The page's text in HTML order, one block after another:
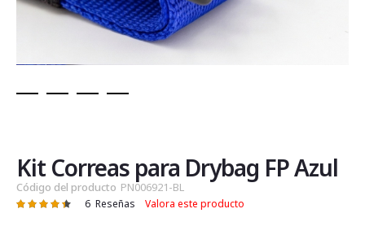
de
la
galería
de
Kit Correas para Drybag FP Azul
Código del producto PN006921-BL
Valoración: 6 Reseñas Valora este producto